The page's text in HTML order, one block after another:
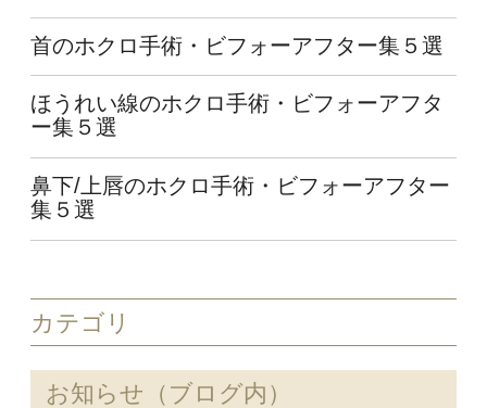
首のホクロ手術・ビフォーアフター集５選
ほうれい線のホクロ手術・ビフォーアフタ
ー集５選
鼻下/上唇のホクロ手術・ビフォーアフター
集５選
カテゴリ
お知らせ（ブログ内）